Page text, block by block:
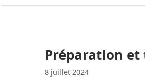
Préparation
8 juillet 2024